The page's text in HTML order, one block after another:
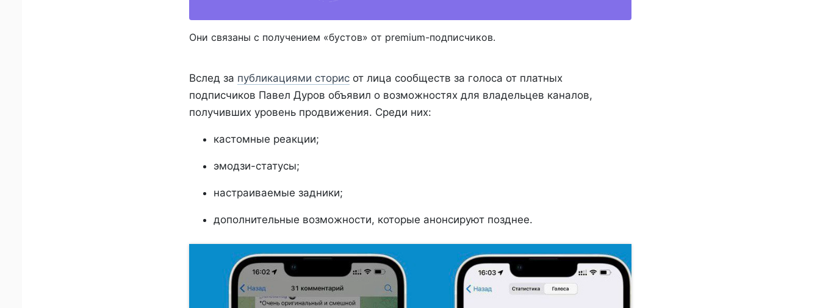
Они связаны с получением «бустов» от premium-подписчиков.
Вслед за публикациями сторисот лица сообществ за голоса от платных
подписчиков Павел Дуров объявил о возможностях для владельцев каналов,
получивших уровень продвижения. Среди них:
кастомные реакции;
эмодзи-статусы;
настраиваемые задники;
дополнительные возможности, которые анонсируют позднее.